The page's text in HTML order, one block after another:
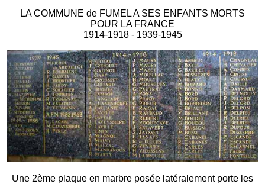
LA COMMUNE de FUMEL A SES ENFANTS MORTS
POUR LA FRANCE
1914-1918 - 1939-1945
Une 2ème plaque en marbre posée latéralement porte les